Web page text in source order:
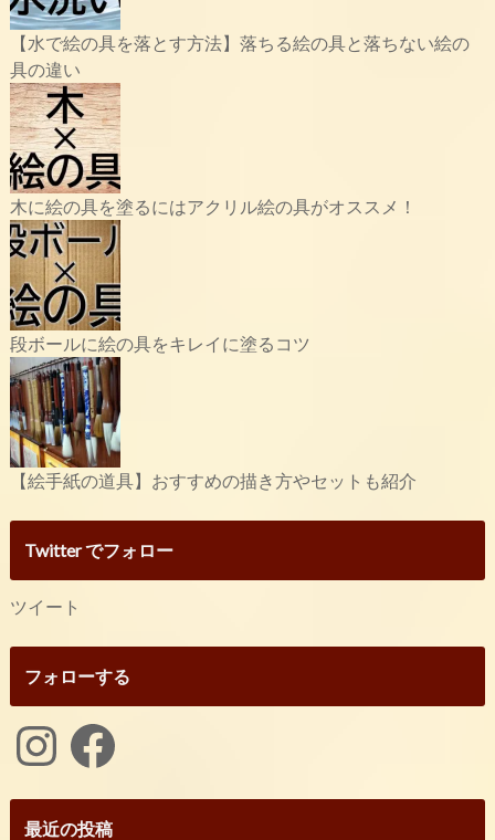
【水で絵の具を落とす方法】落ちる絵の具と落ちない絵の
具の違い
木に絵の具を塗るにはアクリル絵の具がオススメ！
段ボールに絵の具をキレイに塗るコツ
【絵手紙の道具】おすすめの描き方やセットも紹介
Twitter でフォロー
ツイート
フォローする
InstagramFacebook
最近の投稿